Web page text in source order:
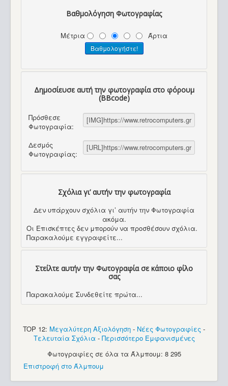
Βαθμολόγηση Φωτογραφίας
Μέτρια Άρτια
Δημοσίευσε αυτή την φωτογραφία στο φόρουμ
(BBcode)
Πρόσθεσε
Φωτογραφία:
Δεσμός
Φωτογραφίας:
Σχόλια γι’ αυτήν την φωτογραφία
Δεν υπάρχουν σχόλια γι’ αυτήν την Φωτογραφία
ακόμα.
Οι Επισκέπτες δεν μπορούν να προσθέσουν σχόλια.
Παρακαλούμε εγγραφείτε...
Στείλτε αυτήν την Φωτογραφία σε κάποιο φίλο
σας
Παρακαλούμε Συνδεθείτε πρώτα...
TOP 12: Μεγαλύτερη Αξιολόγηση - Νέες Φωτογραφίες -
Τελευταία Σχόλια - Περισσότερο Εμφανισμένες
Φωτογραφίες σε όλα τα Άλμπουμ: 8 295
Επιστροφή στο Άλμπουμ